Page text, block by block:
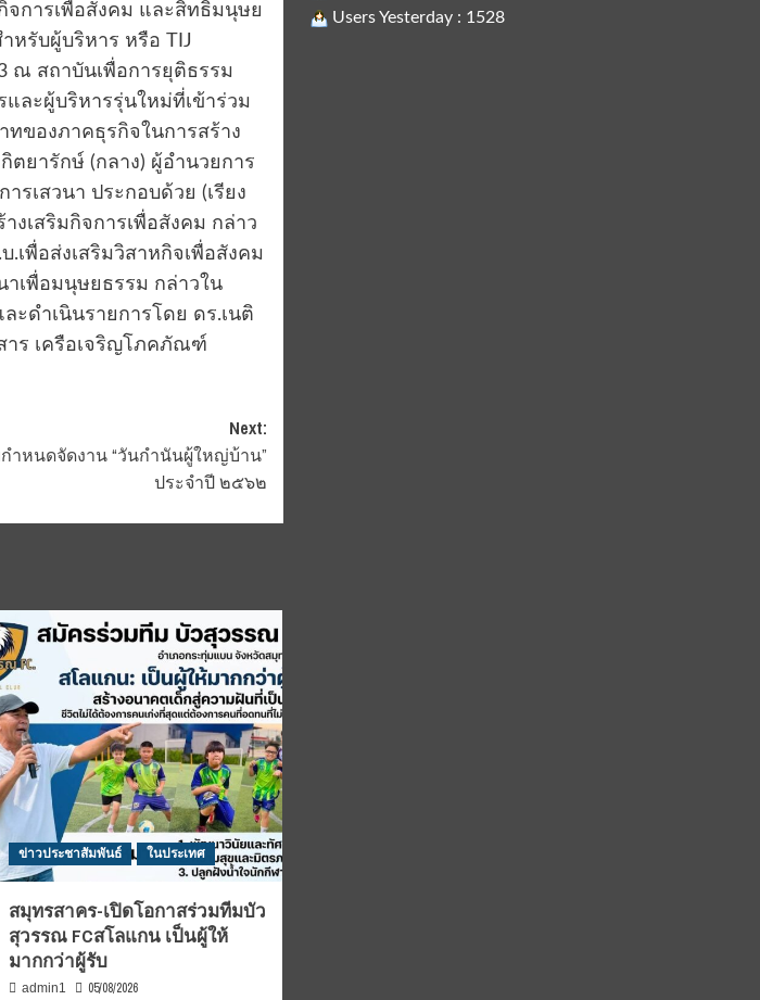
จการเพื่อสังคม และสิทธิมนุษย
หรับผู้บริหาร หรือ TIJ
3 ณ สถาบันเพื่อการยุติธรรม
ละผู้บริหารรุ่นใหม่ที่เข้าร่วม
ทของภาคธุรกิจในการสร้าง
ตยารักษ์ (กลาง) ผู้อำนวยการ
รเสวนา ประกอบด้วย (เรียง
เสริมกิจการเพื่อสังคม กล่าว
เพื่อส่งเสริมวิสาหกิจเพื่อสังคม
เพื่อมนุษยธรรม กล่าวใน
ดำเนินรายการโดย ดร.เนติ
าร เครือเจริญโภคภัณฑ์
Next:
ำหนดจัดงาน “วันกำนันผู้ใหญ่บ้าน”
ประจำปี ๒๕๖๒
ข่าวประชาสัมพันธ์ ในประเทศ
สมุทรสาคร-เปิดโอกาสร่วมทีมบัว
สุวรรณ FCสโลแกน เป็นผู้ให้
มากกว่าผู้รับ
admin1 05/08/2026
Users Yesterday : 1528